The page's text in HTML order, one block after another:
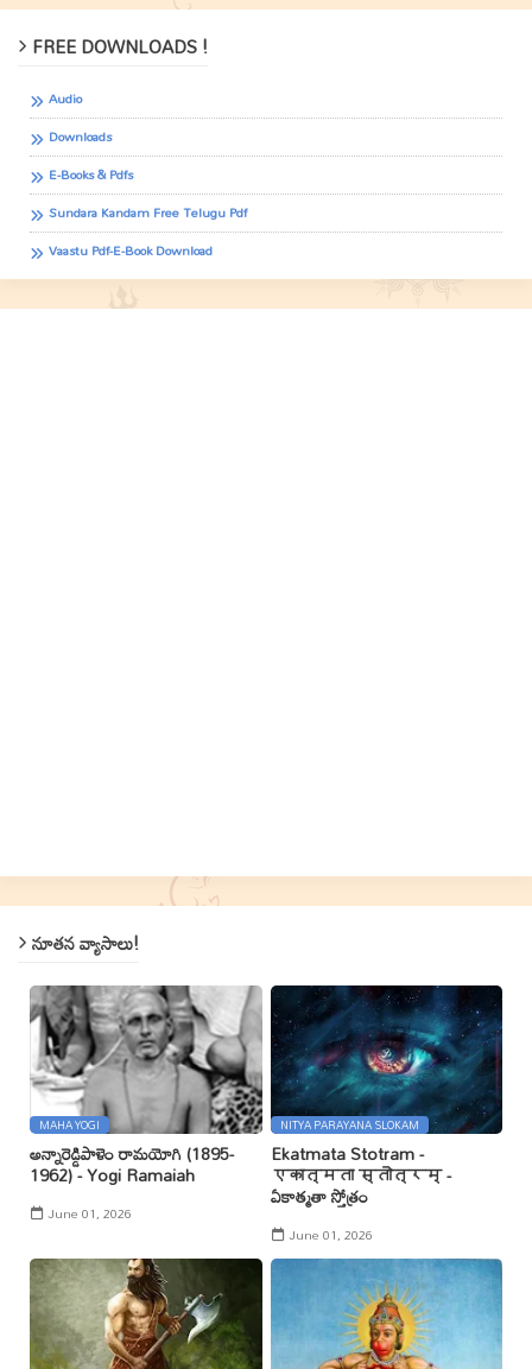
FREE DOWNLOADS !
Audio
Downloads
E-Books & Pdfs
Sundara Kandam Free Telugu Pdf
Vaastu Pdf-E-Book Download
నూతన వ్యాసాలు!
MAHA YOGI
అన్నారెడ్డిపాళెం రామయోగి (1895-
1962) - Yogi Ramaiah
June 01, 2026
NITYA PARAYANA SLOKAM
Ekatmata Stotram -
एकात्मता स्तोत्रम् -
ఏకాత్మతా స్తోత్రం
June 01, 2026